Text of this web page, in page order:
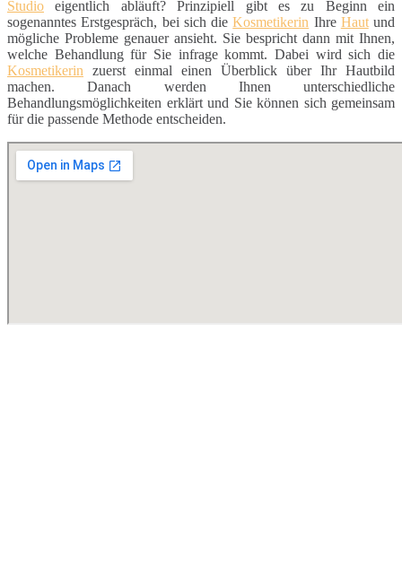
Studio eigentlich abläuft? Prinzipiell gibt es zu Beginn ein
sogenanntes Erstgespräch, bei sich dieKosmetikerin Ihre Hautund
mögliche Probleme genauer ansieht. Sie bespricht dann mit Ihnen,
welche Behandlung für Sie infrage kommt. Dabei wird sich die
Kosmetikerin zuerst einmal einen Überblick über Ihr Hautbild
machen. Danach werden Ihnen unterschiedliche
Behandlungsmöglichkeiten erklärt und Sie können sich gemeinsam
für die passende Methode entscheiden.